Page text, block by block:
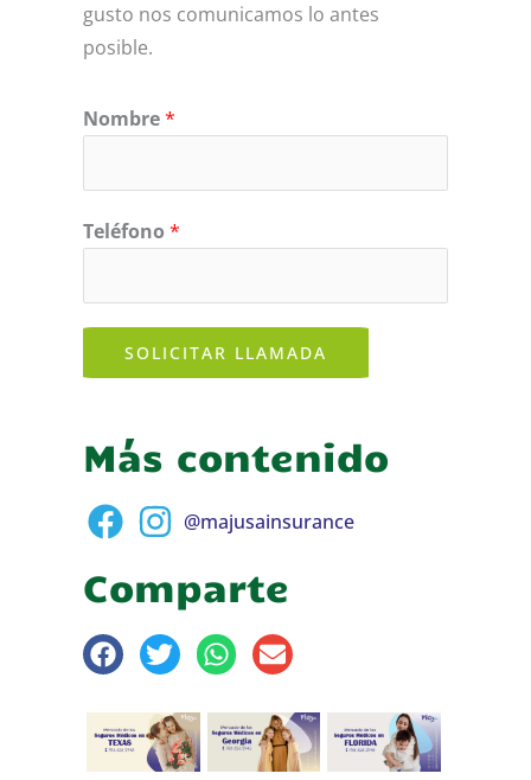
gusto nos comunicamos lo antes
posible.
Nombre*
Teléfono *
SOLICITAR LLAMADA
Más contenido
@majusainsurance
Comparte